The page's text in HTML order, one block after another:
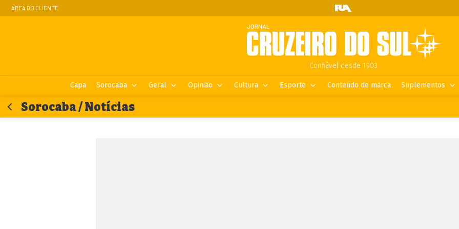
ÁREA DO CLIENTE
Confiável desde 1903.
Capa Sorocaba Geral Opinião Cultura Esporte Conteúdo de marca Suplementos
Sorocaba / Notícias